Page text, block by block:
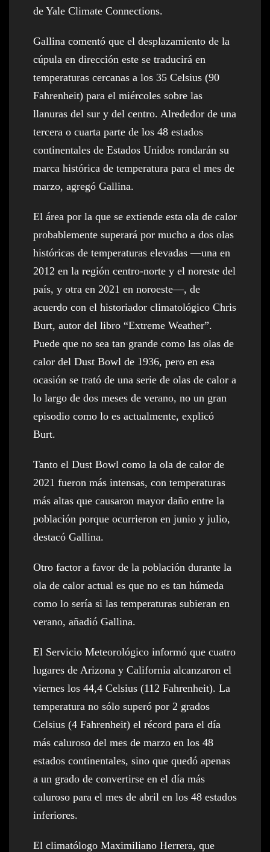
de Yale Climate Connections.
Gallina comentó que el desplazamiento de la
cúpula en dirección este se traducirá en
temperaturas cercanas a los 35 Celsius (90
Fahrenheit) para el miércoles sobre las
llanuras del sur y del centro. Alrededor de una
tercera o cuarta parte de los 48 estados
continentales de Estados Unidos rondarán su
marca histórica de temperatura para el mes de
marzo, agregó Gallina.
El área por la que se extiende esta ola de calor
probablemente superará por mucho a dos olas
históricas de temperaturas elevadas —una en
2012 en la región centro-norte y el noreste del
país, y otra en 2021 en noroeste—, de
acuerdo con el historiador climatológico Chris
Burt, autor del libro “Extreme Weather”.
Puede que no sea tan grande como las olas de
calor del Dust Bowl de 1936, pero en esa
ocasión se trató de una serie de olas de calor a
lo largo de dos meses de verano, no un gran
episodio como lo es actualmente, explicó
Burt.
Tanto el Dust Bowl como la ola de calor de
2021 fueron más intensas, con temperaturas
más altas que causaron mayor daño entre la
población porque ocurrieron en junio y julio,
destacó Gallina.
Otro factor a favor de la población durante la
ola de calor actual es que no es tan húmeda
como lo sería si las temperaturas subieran en
verano, añadió Gallina.
El Servicio Meteorológico informó que cuatro
lugares de Arizona y California alcanzaron el
viernes los 44,4 Celsius (112 Fahrenheit). La
temperatura no sólo superó por 2 grados
Celsius (4 Fahrenheit) el récord para el día
más caluroso del mes de marzo en los 48
estados continentales, sino que quedó apenas
a un grado de convertirse en el día más
caluroso para el mes de abril en los 48 estados
inferiores.
El climatólogo Maximiliano Herrera, que